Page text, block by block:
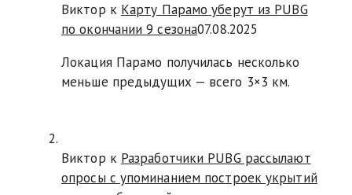
Виктор к Карту Парамо уберут из PUBG
по окончании 9 сезона07.08.2025
Локация Парамо получилась несколько
меньше предыдущих — всего 3×3 км.
Виктор к Разработчики PUBG рассылают
опросы с упоминанием построек укрытий